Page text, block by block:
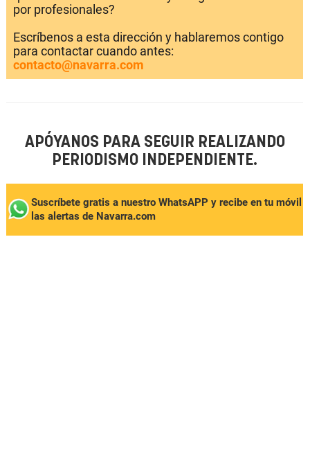
por profesionales?
Escríbenos a esta dirección y hablaremos contigo
para contactar cuando antes:
contacto@navarra.com
APÓYANOS PARA SEGUIR REALIZANDO
PERIODISMO INDEPENDIENTE.
Suscríbete gratis a nuestro WhatsAPP y recibe en tu móvil
las alertas de Navarra.com